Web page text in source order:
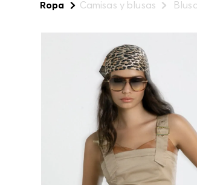
Ropa Camisas y blusas